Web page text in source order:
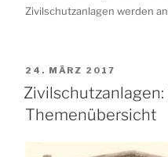
Zivilschutzanlagen werden
VERÖFFENTLICHT
AM
24. MÄRZ 2017
Themenübersicht